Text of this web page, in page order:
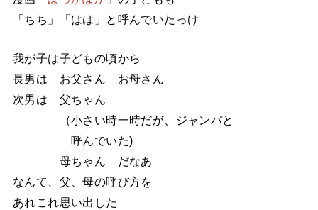
「ちち」「はは」と呼んでいたっけ
我が子は子どもの頃から
長男は お父さん お母さん
次男は 父ちゃん
（小さい時一時だが、ジャンパと
呼んでいた)
母ちゃん だなあ
なんて、父、母の呼び方を
あれこれ思い出した